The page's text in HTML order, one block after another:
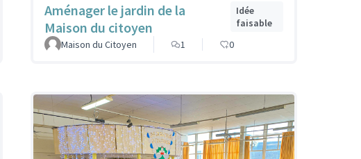
Aménager le jardin de la
Maison du citoyen
Idée
faisable
Maison du Citoyen
1 0